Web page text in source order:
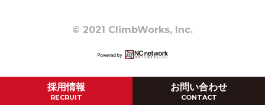
採用情報
RECRUIT
お問い合わせ
CONTACT
© 2021 ClimbWorks, Inc.